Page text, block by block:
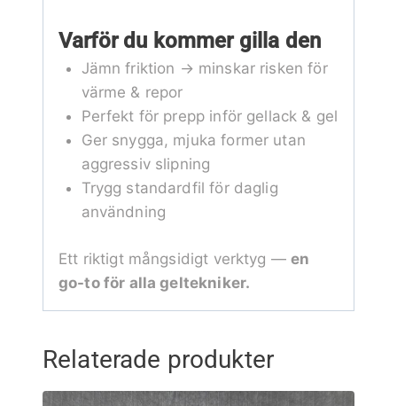
Varför du kommer gilla den
Jämn friktion → minskar risken för
värme & repor
Perfekt för prepp inför gellack & gel
Ger snygga, mjuka former utan
aggressiv slipning
Trygg standardfil för daglig
användning
Ett riktigt mångsidigt verktyg —en
go-to för alla geltekniker.
Relaterade produkter